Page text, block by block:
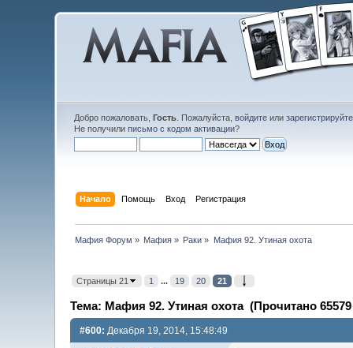
Добро пожаловать, Гость. Пожалуйста, войдитеили
Не получили письмо с кодом активации?
Начало Помощь Вход Регистрация
Мафия Форум » Мафия » Раки » Мафия 92. Утиная охота
Страницы 21 1 ... 19 20 21
Тема: Мафия 92. Утиная охота (Прочитано 65579
#600: Декабря 19, 2014, 15:48:49